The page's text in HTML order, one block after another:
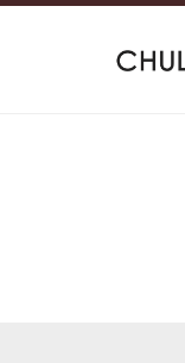
Skip